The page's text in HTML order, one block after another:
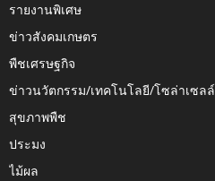
รายงานพิเศษ
ข่าวสังคมเกษตร
พืชเศรษฐกิจ
ข่าวนวัตกรรม/เทคโนโลยี/โซล่าเซลล์
สุขภาพพืช
ประมง
ไม้ผล